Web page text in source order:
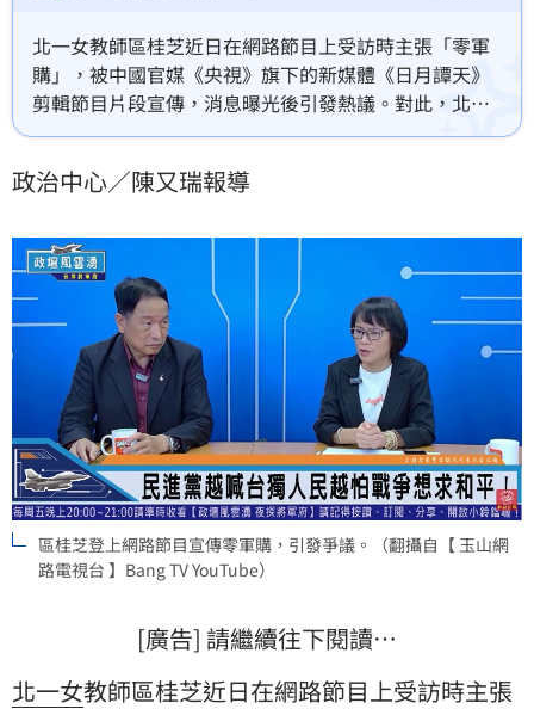
北一女教師區桂芝近日在網路節目上受訪時主張「零軍
購」，被中國官媒《央視》旗下的新媒體《日月譚天》
剪輯節目片段宣傳，消息曝光後引發熱議。對此，北一
女今（12）日說明，區桂芝是在台灣網路節目專訪而非
這是島內網路節目」。
政治中心／陳又瑞報導
區桂芝登上網路節目宣傳零軍購，引發爭議。（翻攝自【 玉山網
路電視台 】Bang TV YouTube）
[廣告] 請繼續往下閱讀…
北一女教師區桂芝近日在網路節目上受訪時主張